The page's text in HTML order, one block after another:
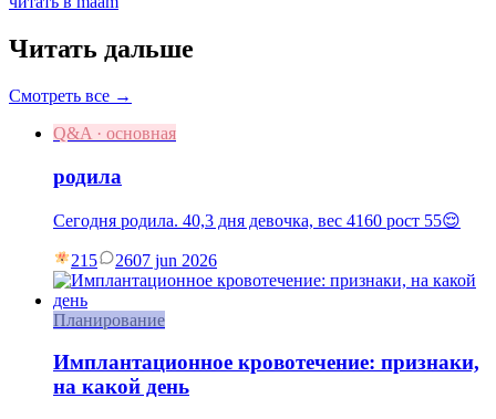
Читать дальше
Смотреть все →
Q&A · основная
родила
Сегодня родила. 40,3 дня девочка, вес 4160 рост 55😌
215 2607 jun 2026
Планирование
Имплантационное кровотечение: признаки,
на какой день